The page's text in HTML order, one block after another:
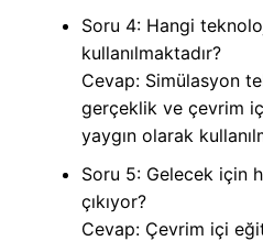
Soru 4: Hangi
kullanılmaktadır?
Cevap: Simülasyon
gerçeklik ve çevrim
yaygın olarak
Soru 5: Gelecek için
çıkıyor?
Cevap: Çevrim içi